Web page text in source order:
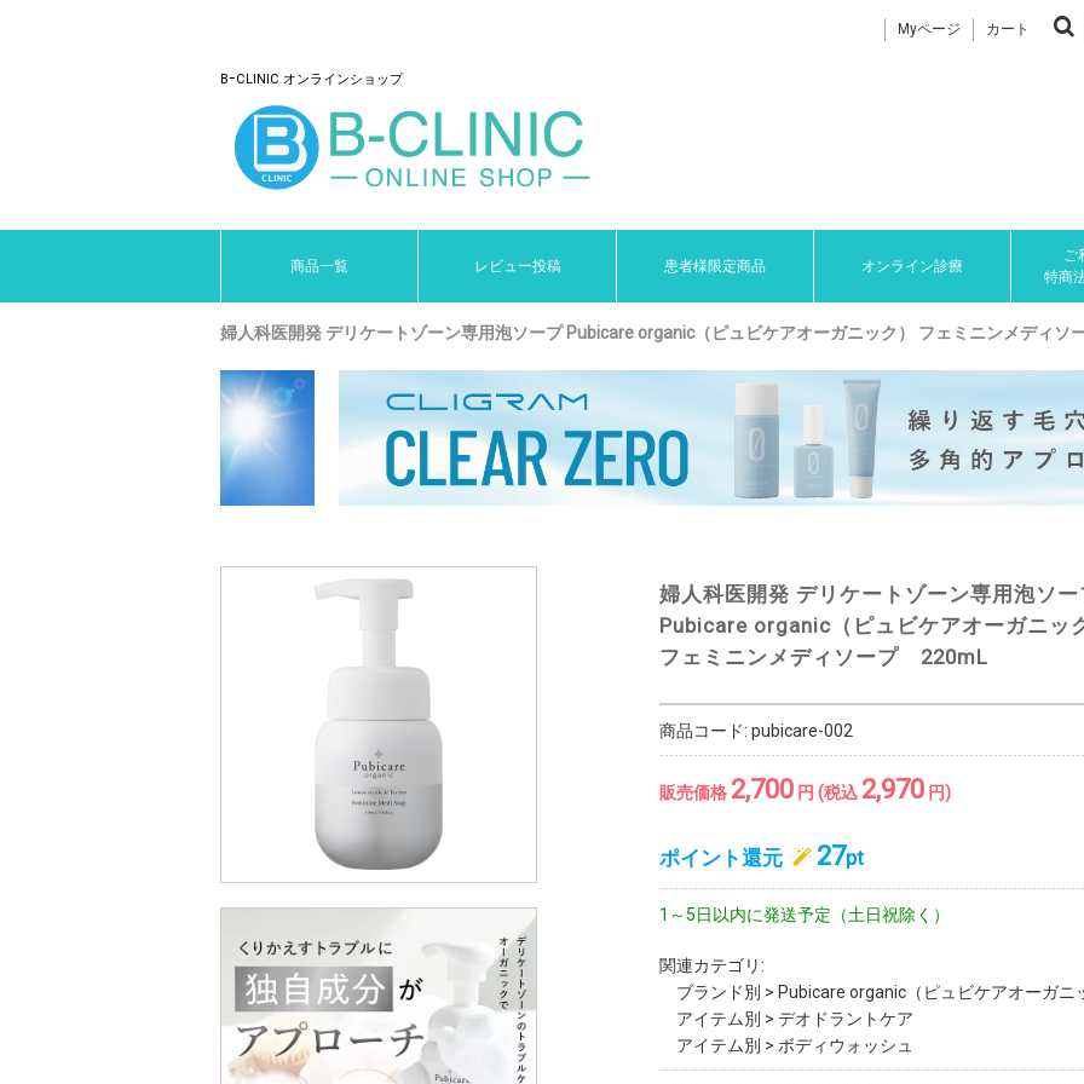
Myページ カート
BｰCLINIC オンラインショップ
商品一覧 レビュー投稿 患者様限定商品 オンライン診療
ご
特商
婦人科医開発 デリケートゾーン専用泡ソープ Pubicare organic（ピュビケアオーガニック） フェミニンメディ
婦人科医開発 デリケートゾーン専用泡ソー
Pubicare organic（ピュビケアオーガニッ
フェミニンメディソープ 220mL
商品コード: pubicare-002
販売価格 2,700円 (税込 2,970円)
ポイント還元 27pt
1～5日以内に発送予定（土日祝除く）
関連カテゴリ:
ブランド別 > Pubicare organic（ピュビケアオーガニ
アイテム別 > デオドラントケア
アイテム別 > ボディウォッシュ